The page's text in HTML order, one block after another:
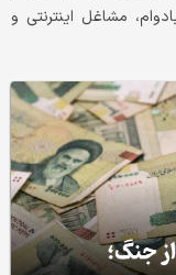
مشاغل اینترنتی و